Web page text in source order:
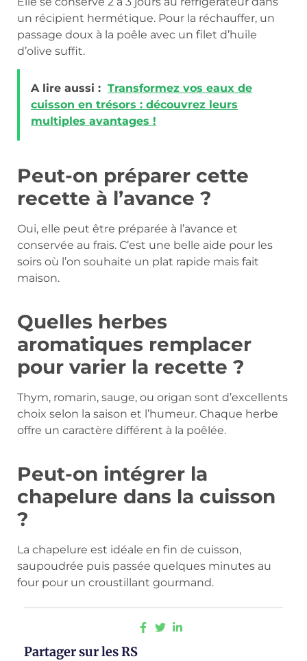
un récipient hermétique. Pour la réchauffer, un
passage doux à la poêle avec un filet d’huile
d’olive suffit.
A lire aussi : Transformez vos eaux de
cuisson en trésors : découvrez leurs
multiples avantages !
Peut-on préparer cette
recette à l’avance ?
Oui, elle peut être préparée à l’avance et
conservée au frais. C’est une belle aide pour les
soirs où l’on souhaite un plat rapide mais fait
maison.
Quelles herbes
aromatiques remplacer
pour varier la recette ?
Thym, romarin, sauge, ou origan sont d’excellents
choix selon la saison et l’humeur. Chaque herbe
offre un caractère différent à la poêlée.
Peut-on intégrer la
chapelure dans la cuisson
?
La chapelure est idéale en fin de cuisson,
saupoudrée puis passée quelques minutes au
four pour un croustillant gourmand.
Partager sur les RS